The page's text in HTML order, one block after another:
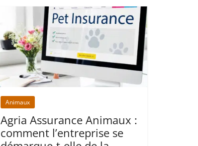
Animaux
Agria Assurance Animaux :
comment l’entreprise se